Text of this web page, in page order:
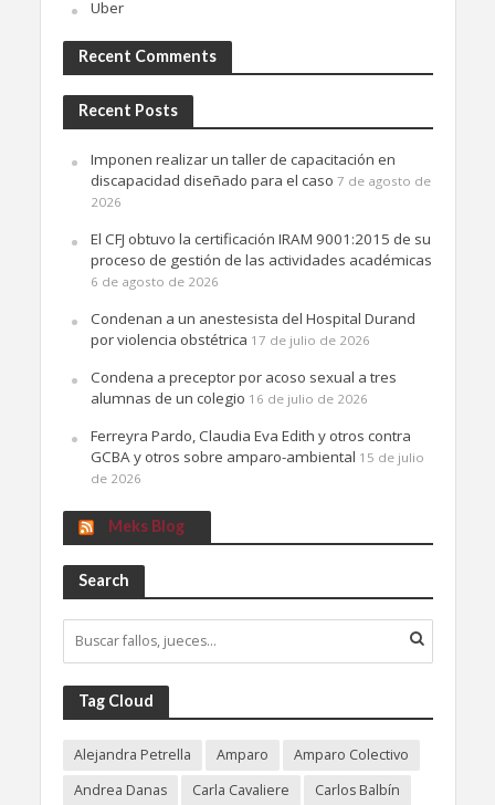
Uber
Recent Comments
Recent Posts
Imponen realizar un taller de capacitación en
discapacidad diseñado para el caso 7 de agosto de
2026
El CFJ obtuvo la certificación IRAM 9001:2015 de su
proceso de gestión de las actividades académicas
6 de agosto de 2026
Condenan a un anestesista del Hospital Durand
por violencia obstétrica 17 de julio de 2026
Condena a preceptor por acoso sexual a tres
alumnas de un colegio 16 de julio de 2026
Ferreyra Pardo, Claudia Eva Edith y otros contra
GCBA y otros sobre amparo-ambiental 15 de julio
de 2026
Meks Blog
Search
Tag Cloud
Alejandra Petrella Amparo
Amparo Colectivo
Andrea Danas
Carla Cavaliere
Carlos Balbín